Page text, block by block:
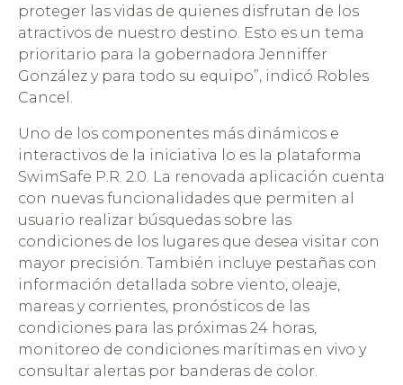
proteger las vidas de quienes disfrutan de los
atractivos de nuestro destino. Esto es un tema
prioritario para la gobernadora Jenniffer
González y para todo su equipo”, indicó Robles
Cancel.
Uno de los componentes más dinámicos e
interactivos de la iniciativa lo es la plataforma
SwimSafe P.R. 2.0. La renovada aplicación cuenta
con nuevas funcionalidades que permiten al
usuario realizar búsquedas sobre las
condiciones de los lugares que desea visitar con
mayor precisión. También incluye pestañas con
información detallada sobre viento, oleaje,
mareas y corrientes, pronósticos de las
condiciones para las próximas 24 horas,
monitoreo de condiciones marítimas en vivo y
consultar alertas por banderas de color.